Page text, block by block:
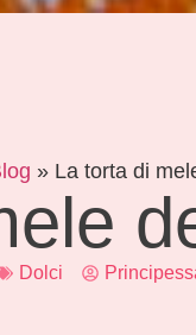
» La torta di
Dolci